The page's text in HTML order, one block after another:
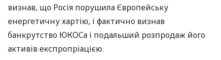
визнав, що Росія порушила Європейську
енергетичну хартію, і фактично визнав
банкрутство ЮКОСа і подальший розпродаж його
активів експропріацією.